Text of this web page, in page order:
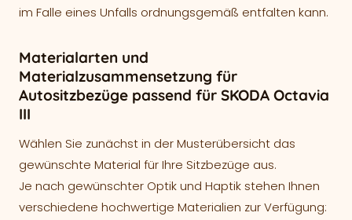
im Falle eines Unfalls ordnungsgemäß entfalten kann.
Materialarten und
Materialzusammensetzung für
Autositzbezüge passend für SKODA Octavia
III
Wählen Sie zunächst in der Musterübersicht das
gewünschte Material für Ihre Sitzbezüge aus.
Je nach gewünschter Optik und Haptik stehen Ihnen
verschiedene hochwertige Materialien zur Verfügung: